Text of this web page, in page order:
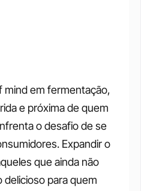
mind em fermentação,
e próxima de quem
o desafio de se
Expandir o
que ainda não
para quem